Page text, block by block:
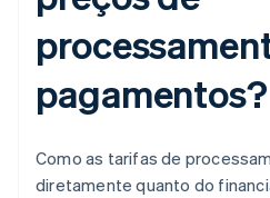
pagamentos?
Como as tarifas de
diretamente quanto do